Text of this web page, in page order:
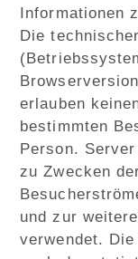
Informationen
Die
erlauben
bestimmten
Person.
zu Zwecken
und zur
verwendet.